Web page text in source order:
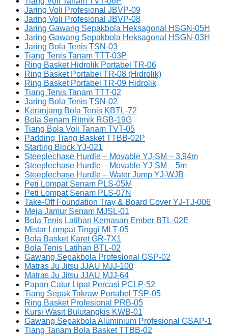
Jaring Voli Profesional JBVP-09
Jaring Voli Profesional JBVP-08
Jaring Gawang Sepakbola Heksagonal HSGN-05H
Jaring Gawang Sepakbola Heksagonal HSGN-03H
Jaring Bola Tenis TSN-03
Tiang Tenis Tanam TTT-03P
Ring Basket Hidrolik Portabel TR-06
Ring Basket Portabel TR-08 (Hidrolik)
Ring Basket Portabel TR-09 Hidrolik
Tiang Tenis Tanam TTT-02
Jaring Bola Tenis TSN-02
Keranjang Bola Tenis KBTL-72
Bola Senam Ritmik RGB-19G
Tiang Bola Voli Tanam TVT-05
Padding Tiang Basket TTBB-02P
Starting Block YJ-021
Steeplechase Hurdle – Movable YJ-SM – 3,94m
Steeplechase Hurdle – Movable YJ-SM – 5m
Steeplechase Hurdle – Water Jump YJ-WJB
Peti Lompat Senam PLS-05M
Peti Lompat Senam PLS-07N
Take-Off Foundation Tray & Board Cover YJ-TJ-006
Meja Jamur Senam MJSL-01
Bola Tenis Latihan Kemasan Ember BTL-02E
Mistar Lompat Tinggi MLT-05
Bola Basket Karet GR-7X1
Bola Tenis Latihan BTL-02
Gawang Sepakbola Profesional GSP-02
Matras Ju Jitsu JJAU MJJ-100
Matras Ju Jitsu JJAU MJJ-64
Papan Catur Lipat Percasi PCLP-52
Tiang Sepak Takraw Portabel TSP-05
Ring Basket Profesional PRB-05
Kursi Wasit Bulutangkis KWB-01
Gawang Sepakbola Aluminium Profesional GSAP-1
Tiang Tanam Bola Basket TTBB-02